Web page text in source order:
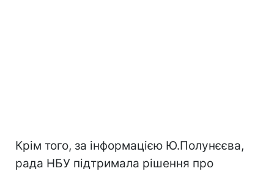
Крім того, за інформацією Ю.Полунєєва,
рада НБУ підтримала рішення про